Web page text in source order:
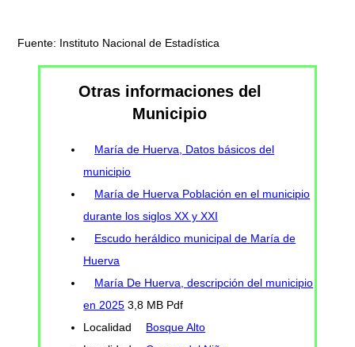
Fuente: Instituto Nacional de Estadística
Otras informaciones del
Municipio
María de Huerva, Datos básicos del
municipio
María de Huerva Población en el municipio
durante los siglos XX y XXI
Escudo heráldico municipal de María de
Huerva
María De Huerva, descripción del municipio
en 2025 3,8 MB Pdf
Localidad
Bosque Alto